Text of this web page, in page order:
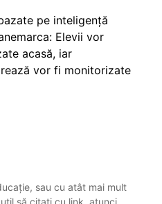
pe inteligență
Elevii vor
acasă, iar
vor fi monitorizate
sau cu atât mai mult
să citați cu link, atunci